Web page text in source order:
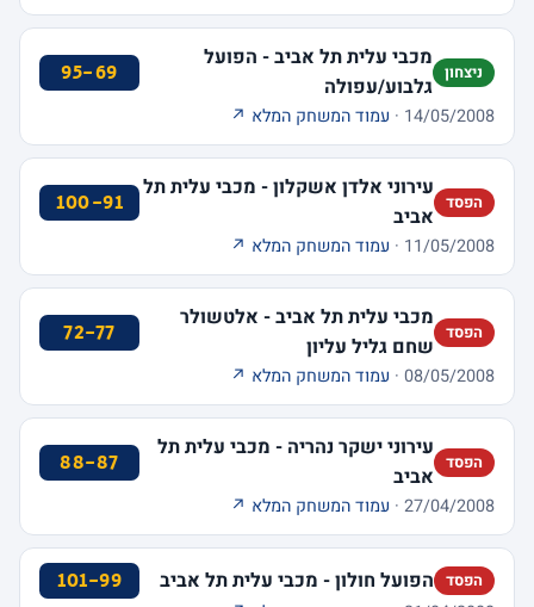
ניצחון
מכבי עלית תל אביב - הפועל
גלבוע/עפולה
95-69
14/05/2008 · עמוד המשחק המלא ↗
הפסד
עירוני אלדן אשקלון - מכבי עלית תל
אביב
100-91
11/05/2008 · עמוד המשחק המלא ↗
הפסד
מכבי עלית תל אביב - אלטשולר
שחם גליל עליון
72-77
08/05/2008 · עמוד המשחק המלא ↗
הפסד
עירוני ישקר נהריה - מכבי עלית תל
אביב
88-87
27/04/2008 · עמוד המשחק המלא ↗
הפסד הפועל חולון - מכבי עלית תל אביב 101-99